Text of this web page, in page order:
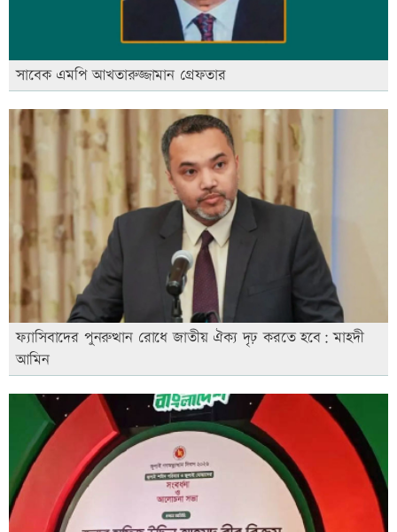
সাবেক এমপি আখতারুজ্জামান গ্রেফতার
ফ্যাসিবাদের পুনরুত্থান রোধে জাতীয় ঐক্য দৃঢ় করতে হবে: মাহদী
আমিন